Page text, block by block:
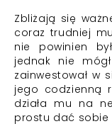
Zbliżają się
coraz trudniej
nie powinien
jednak nie
zainwestował w
jego codzienną
działa mu na
prostu dać sobie